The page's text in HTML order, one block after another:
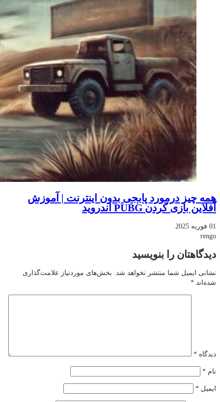
همه چیز درمورد پابجی بدون اینترنت | آموزش
آفلاین بازی کردن PUBG اندروید
01 فوریه 2025
rengo
دیدگاهتان را بنویسید
نشانی ایمیل شما منتشر نخواهد شد. بخش‌های موردنیاز علامت‌گذاری
شده‌اند *
دیدگاه *
نام *
ایمیل *